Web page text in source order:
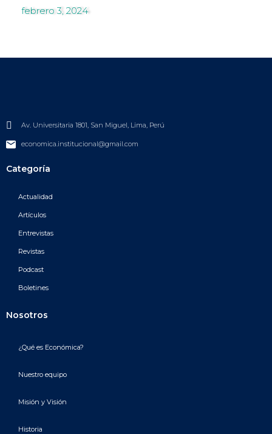
febrero 3, 2024
Av. Universitaria 1801, San Miguel, Lima, Perú
economica.institucional@gmail.com
Categoría
Actualidad
Artículos
Entrevistas
Revistas
Podcast
Boletines
Nosotros
¿Qué es Económica?
Nuestro equipo
Misión y Visión
Historia